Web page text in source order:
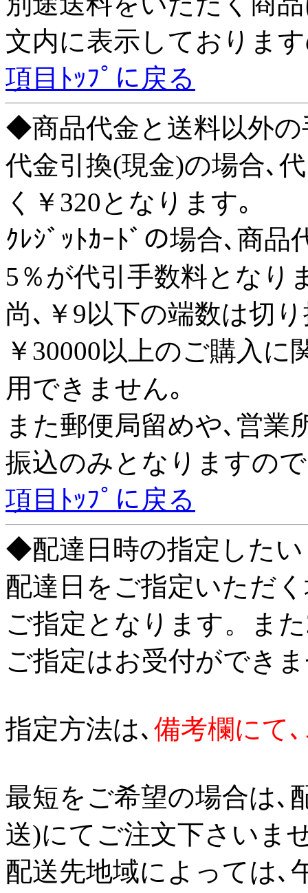
文内に表示しておりま
項目ﾄｯﾌﾟに戻る
◆商品代金と送料以外の
代金引換(現金)の場合､
く￥320となります｡
ｸﾚｼﾞｯﾄｶｰﾄﾞの場合､商
5％が代引手数料となり
尚､￥9以下の端数は切
￥30000以上のご購入
用できません｡
また郵便局留めや､営業
振込のみとなりますの
項目ﾄｯﾌﾟに戻る
◆配達日時の指定したい
配達日をご指定いただ
ご指定となります。ま
ご指定はお受付ができ
指定方法は､ 備考欄にて
最短をご希望の場合は､
送)にてご注文下さいま
配送先地域によっては､